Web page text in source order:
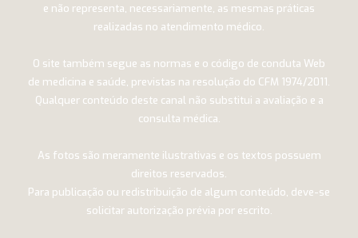
e não representa, necessariamente, as mesmas práticas
realizadas no atendimento médico.
O site também segue as normas e o código de conduta Web
de medicina e saúde, previstas na resolução do CFM 1974/2011.
Qualquer conteúdo deste canal não substitui a avaliação e a
consulta médica.
As fotos são meramente ilustrativas e os textos possuem
direitos reservados.
Para publicação ou redistribuição de algum conteúdo, deve-se
solicitar autorização prévia por escrito.